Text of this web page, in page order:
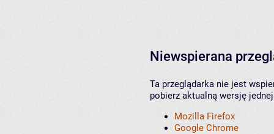
Niewspierana
Ta przeglądarka nie jest
pobierz aktualną wersję
Mozilla Firefox
Google Chrome